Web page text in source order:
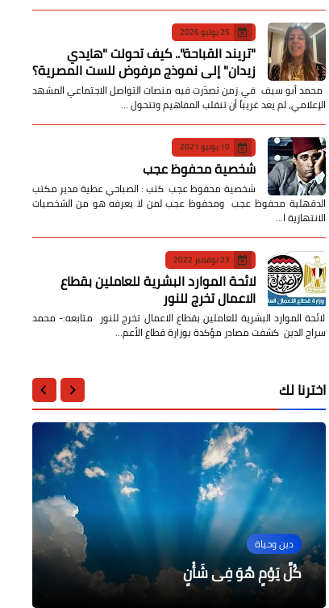
25 يوليو 2026
​"تريند القباحة".. كيف تحولت "هايدي
زيدان" إلى نموذج مرفوض للست المصرية؟
​ محمد أبو سيف ​في زمن تصدّرت فيه منصات التواصل الاجتماعي المشهد
الإعلامي، لم يعد غريباً أن تنقلب المفاهيم وتتحول …
10 يونيو 2021
شخصية محفوظ عجب
شخصية محفوظ عجب كتب : الصباحي عطية مدير مكتب
الدقهلية محفوظ عجب ومحفوظ عجب لمن لا يعرفه هو من الشخصيات
الانتهازية ا…
23 نوفمبر 2022
لائحة الموارد البشرية للعاملين بقطاع
الاعمال تخرج للنور
لائحة الموارد البشرية للعاملين بقطاع الاعمال تخرج للنور متابعه:- محمد
سراج الدين كشفت مصادر مؤكدة بوزارة قطاع الأعم…
اخترنا لك
دين وحياة
كُلَّ يَوْمٍ هُوَ فِى شَأْنٍ
دين وحياة
من المحن تأتي المنح
دين وحياة
يوم عاشوراء
منوعات
أصل الحضارة واللغة المصرية في إفتتاح
مؤسسة إيجبتوس الأثرية غدًا
محافظات
السماح بالتقديم ورقيا لرياض الأطفال
بالمدارس الرسمية للغات حتى منتصف
أغسطس